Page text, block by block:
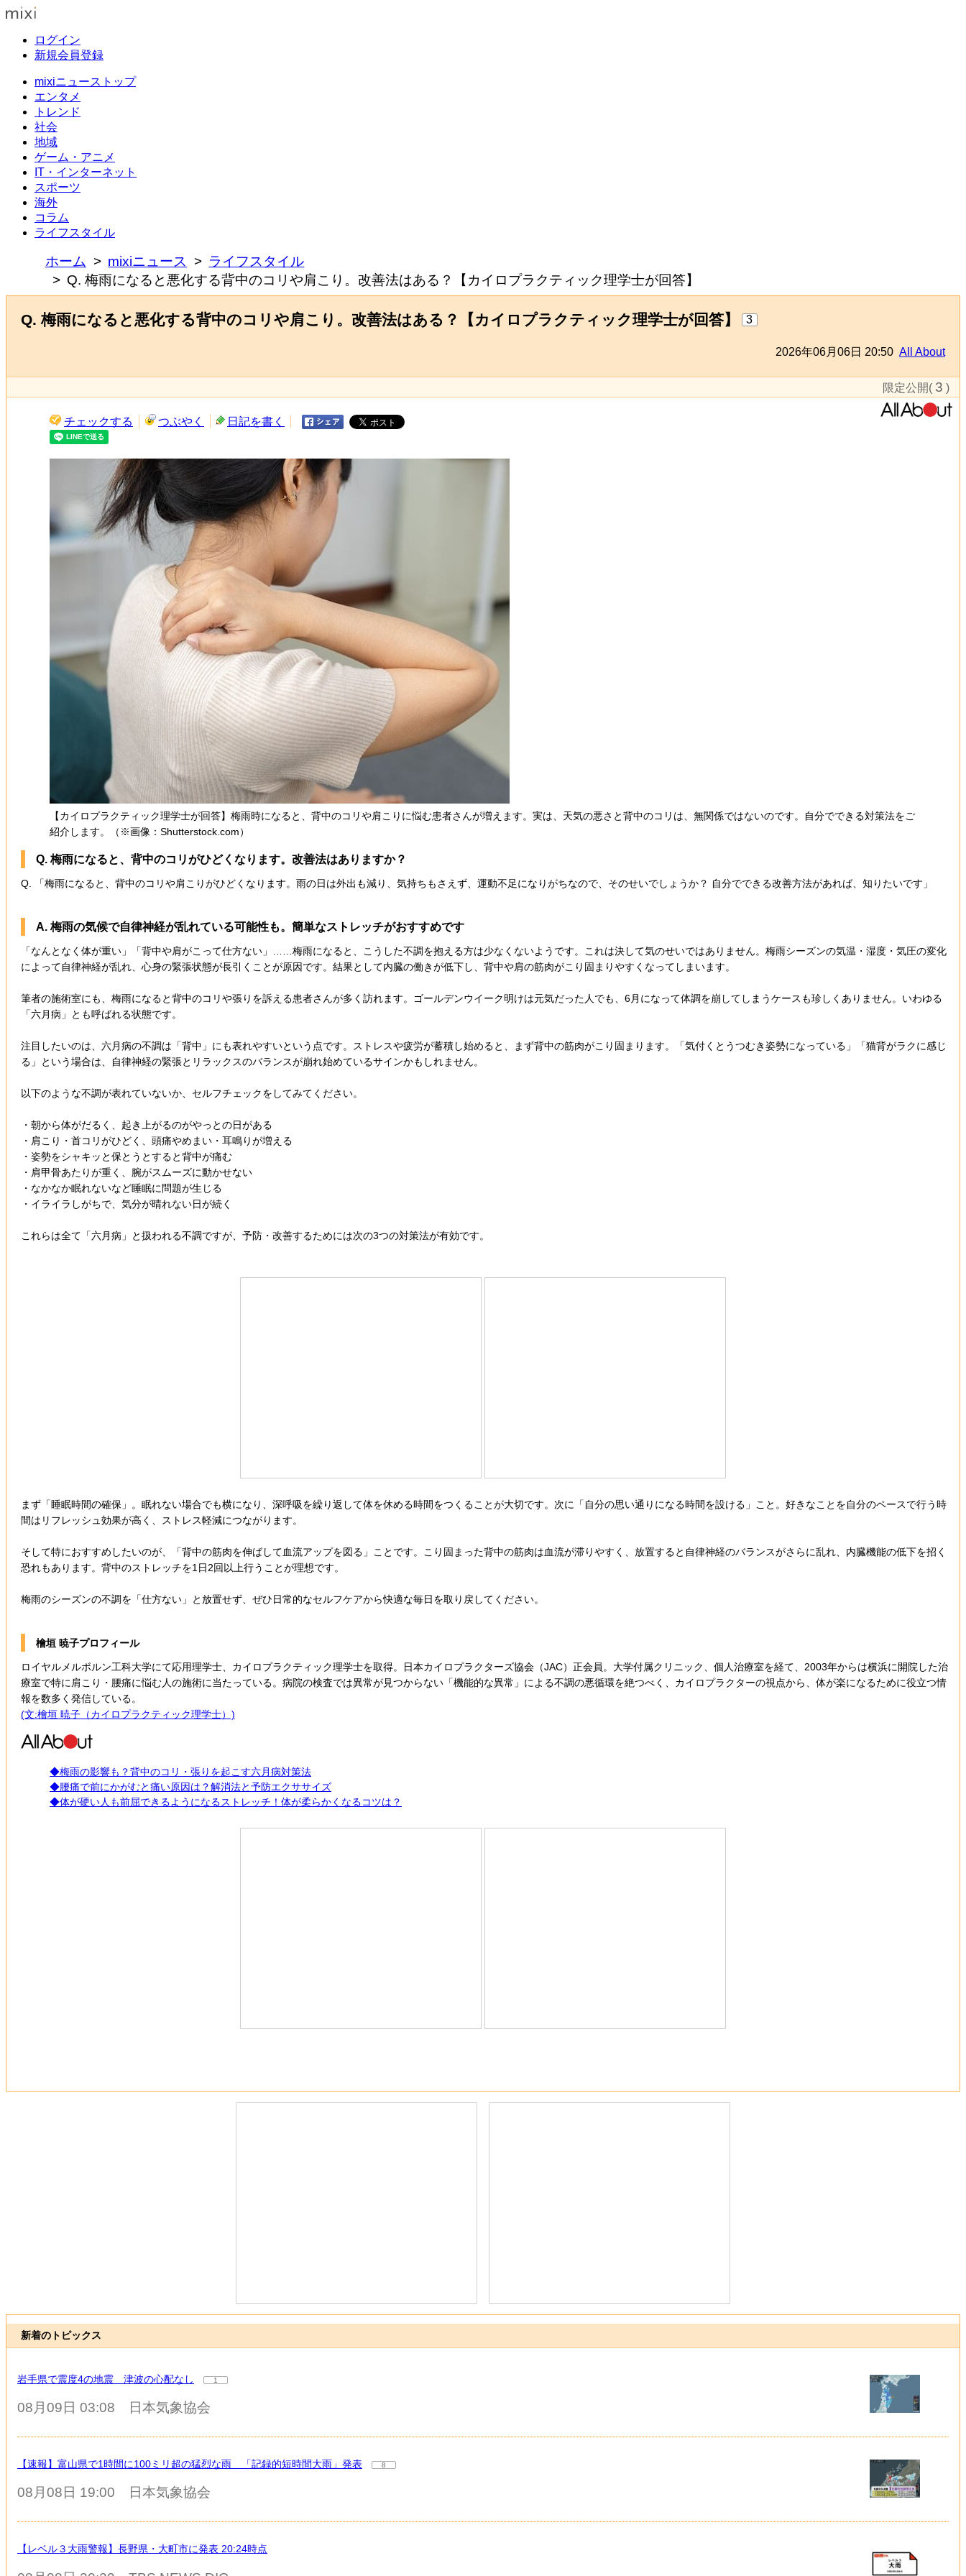
ログイン
新規会員登録
mixiニューストップ
エンタメ
トレンド
社会
地域
ゲーム・アニメ
IT・インターネット
スポーツ
海外
コラム
ライフスタイル
ホーム mixiニュース
ライフスタイル
Q. 梅雨になると悪化する背中のコリや肩こり。改善法はある？【カイロプラクティック理学士が回答】
Q. 梅雨になると悪化する背中のコリや肩こり。改善法はある？【カイロプラクティック理学士が回答】 3
2026年06月06日 20:50 All About
限定公開( 3 )
チェックする つぶやく 日記を書く
【カイロプラクティック理学士が回答】梅雨時になると、背中のコリや肩こりに悩む患者さんが増えます。実は、天気の悪さと背中のコリは、無関係ではないのです。自分でできる対策法をご
紹介します。（※画像：Shutterstock.com）
Q. 梅雨になると、背中のコリがひどくなります。改善法はありますか？
Q. 「梅雨になると、背中のコリや肩こりがひどくなります。雨の日は外出も減り、気持ちもさえず、運動不足になりがちなので、そのせいでしょうか？ 自分でできる改善方法があれば、知りたいです」
A. 梅雨の気候で自律神経が乱れている可能性も。簡単なストレッチがおすすめです
「なんとなく体が重い」「背中や肩がこって仕方ない」……梅雨になると、こうした不調を抱える方は少なくないようです。これは決して気のせいではありません。梅雨シーズンの気温・湿度・気圧の変化
によって自律神経が乱れ、心身の緊張状態が長引くことが原因です。結果として内臓の働きが低下し、背中や肩の筋肉がこり固まりやすくなってしまいます。
筆者の施術室にも、梅雨になると背中のコリや張りを訴える患者さんが多く訪れます。ゴールデンウイーク明けは元気だった人でも、6月になって体調を崩してしまうケースも珍しくありません。いわゆる
「六月病」とも呼ばれる状態です。
注目したいのは、六月病の不調は「背中」にも表れやすいという点です。ストレスや疲労が蓄積し始めると、まず背中の筋肉がこり固まります。「気付くとうつむき姿勢になっている」「猫背がラクに感じ
る」という場合は、自律神経の緊張とリラックスのバランスが崩れ始めているサインかもしれません。
以下のような不調が表れていないか、セルフチェックをしてみてください。
・朝から体がだるく、起き上がるのがやっとの日がある
・肩こり・首コリがひどく、頭痛やめまい・耳鳴りが増える
・姿勢をシャキッと保とうとすると背中が痛む
・肩甲骨あたりが重く、腕がスムーズに動かせない
・なかなか眠れないなど睡眠に問題が生じる
・イライラしがちで、気分が晴れない日が続く
これらは全て「六月病」と扱われる不調ですが、予防・改善するためには次の3つの対策法が有効です。
まず「睡眠時間の確保」。眠れない場合でも横になり、深呼吸を繰り返して体を休める時間をつくることが大切です。次に「自分の思い通りになる時間を設ける」こと。好きなことを自分のペースで行う時
間はリフレッシュ効果が高く、ストレス軽減につながります。
そして特におすすめしたいのが、「背中の筋肉を伸ばして血流アップを図る」ことです。こり固まった背中の筋肉は血流が滞りやすく、放置すると自律神経のバランスがさらに乱れ、内臓機能の低下を招く
恐れもあります。背中のストレッチを1日2回以上行うことが理想です。
梅雨のシーズンの不調を「仕方ない」と放置せず、ぜひ日常的なセルフケアから快適な毎日を取り戻してください。
檜垣 暁子プロフィール
ロイヤルメルボルン工科大学にて応用理学士、カイロプラクティック理学士を取得。日本カイロプラクターズ協会（JAC）正会員。大学付属クリニック、個人治療室を経て、2003年からは横浜に開院した治
療室で特に肩こり・腰痛に悩む人の施術に当たっている。病院の検査では異常が見つからない「機能的な異常」による不調の悪循環を絶つべく、カイロプラクターの視点から、体が楽になるために役立つ情
報を数多く発信している。
(文:檜垣 暁子（カイロプラクティック理学士）)
◆梅雨の影響も？背中のコリ・張りを起こす六月病対策法
◆腰痛で前にかがむと痛い原因は？解消法と予防エクササイズ
◆体が硬い人も前屈できるようになるストレッチ！体が柔らかくなるコツは？
新着のトピックス
岩手県で震度4の地震 津波の心配なし 1
08月09日 03:08 日本気象協会
【速報】富山県で1時間に100ミリ超の猛烈な雨 「記録的短時間大雨」発表 8
08月08日 19:00 日本気象協会
【レベル３大雨警報】長野県・大町市に発表 20:24時点